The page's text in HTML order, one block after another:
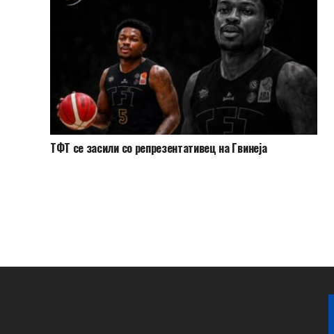
ТФТ се засили со репрезентативец на Гвинеја